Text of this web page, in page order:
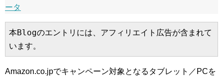
ータ
本Blogのエントリには、アフィリエイト広告が含まれて
います。
Amazon.co.jpでキャンペーン対象となるタブレット／PCを